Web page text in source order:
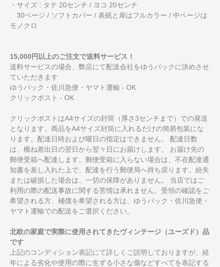
・サイズ : タテ 20センチ / ヨコ 20センチ
30ページ / ソフトカバー / 表紙と扉はフルカラー / 中ページは
モノクロ
15,000円以上のご注文で送料サービス！
送料サービスの場合、弊店にて配送会社をゆうパックに決めさせ
ていただきます
ゆうパック・佐川急便・ヤマト運輸 - OK
クリックポスト - OK
クリックポストはA4サイズの封筒（厚さ3センチまで）での発送
となります。商品をA4サイズ封筒に入れるだけの簡易包装にな
ります。配達日時および曜日の指定はできません。 配達日数
は、概ね差出日の翌日から翌々日にお届けします。 お届け先の
郵便受箱へ配達します。郵便受箱に入らない場合は、不在配達通
知書を差し入れた上で、配達を行う郵便局へ持ち戻ります。紛失
または破損した場合は、一切の保障がありません。 当店ではご
利用の際の配送事故に関する苦情は承れません。受領の確認をご
希望される方、補償を希望される方は、ゆうパック・佐川急便・
ヤマト運輸での配送をご選択ください。
北欧の家庭で実際に使用されてきたヴィンテージ（ユーズド）品
です
上記のコンディション表記にて詳しくご説明しておりますが、経
年による劣化や使用の際に生ずる小さな傷などすべてを表記する